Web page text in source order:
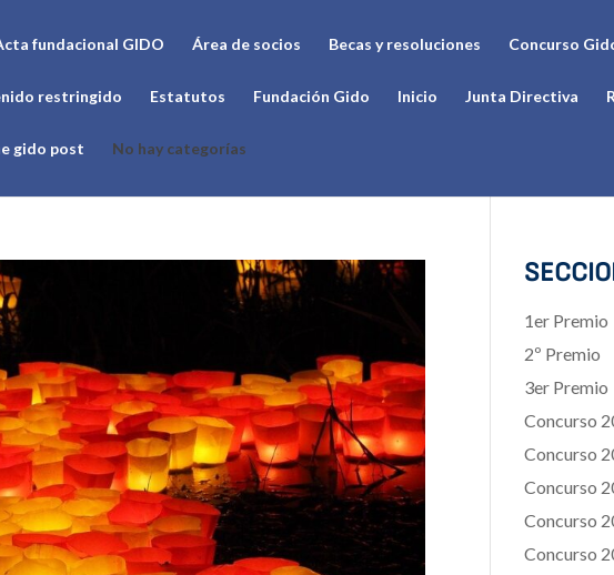
fundacional GIDO Área de socios Becas y resoluciones Concurso
restringido Estatutos Fundación Gido Inicio Junta Directiva
gido post No hay categorías
1er Premio
2º Premio
3er Premio
Concurso
Concurso
Concurso
Concurso
Concurso